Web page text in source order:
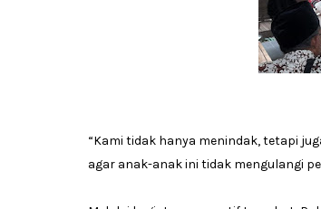
“Kami tidak hanya menindak, tetapi
agar anak-anak ini tidak mengulangi